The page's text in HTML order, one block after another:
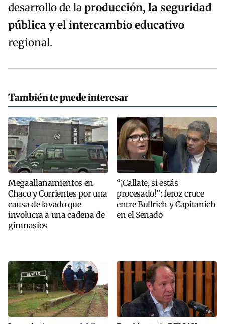
desarrollo de laproducción, la seguridad
pública y el intercambio educativo
regional.
También te puede interesar
Megaallanamientos en
Chaco y Corrientes por una
causa de lavado que
involucra a una cadena de
gimnasios
“¡Callate, si estás
procesado!”: feroz cruce
entre Bullrich y Capitanich
en el Senado